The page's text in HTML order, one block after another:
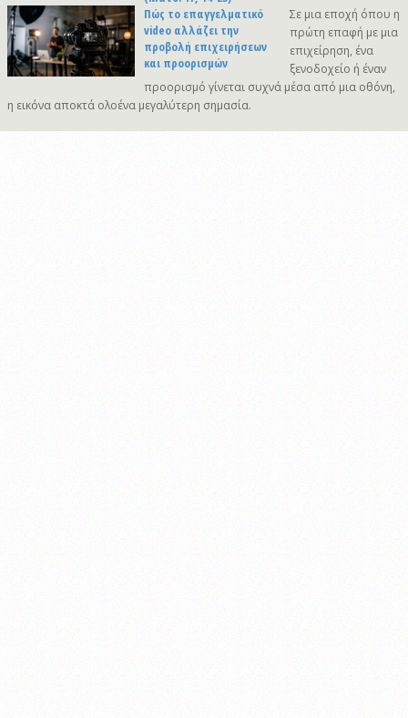
Πώς το επαγγελματικό
video αλλάζει την
προβολή επιχειρήσεων
και προορισμών
Σε μια εποχή όπου η
πρώτη επαφή με μια
επιχείρηση, ένα
ξενοδοχείο ή έναν
προορισμό γίνεται συχνά μέσα από μια οθόνη,
η εικόνα αποκτά ολοένα μεγαλύτερη σημασία.